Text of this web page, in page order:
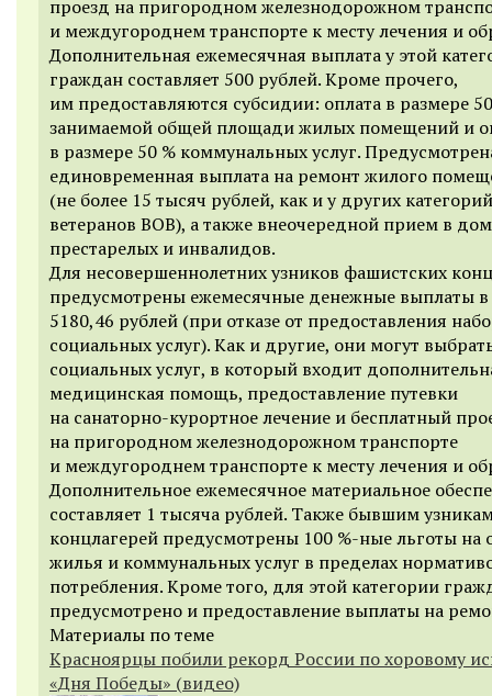
проезд на пригородном железнодорожном
и междугороднем транспорте к месту лечения и
Дополнительная ежемесячная выплата у этой
граждан составляет 500 рублей. Кроме прочего,
им предоставляются субсидии: оплата в размере
занимаемой общей площади жилых помещений и
в размере 50 % коммунальных услуг.
единовременная выплата на ремонт жилого
(не более 15 тысяч рублей, как и у других категорий
ветеранов ВОВ), а также внеочередной прием в
престарелых и инвалидов.
Для несовершеннолетних узников фашистских
предусмотрены ежемесячные денежные выплаты в
5180,46 рублей (при отказе от предоставления
социальных услуг). Как и другие, они могут
социальных услуг, в который входит
медицинская помощь, предоставление путевки
на санаторно-курортное лечение и бесплатный
на пригородном железнодорожном транспорте
и междугороднем транспорте к месту лечения и
Дополнительное ежемесячное материальное
составляет 1 тысяча рублей. Также бывшим
концлагерей предусмотрены 100 %-ные льготы на
жилья и коммунальных услуг в пределах
потребления. Кроме того, для этой категории
предусмотрено и предоставление выплаты на
Материалы по теме
Красноярцы побили рекорд России по хоровому
«Дня Победы» (видео)